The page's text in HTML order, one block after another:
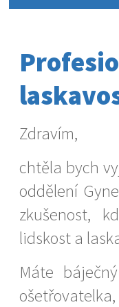
Zdravím,
chtěla bych
oddělení
zkušenost,
lidskost a
Máte